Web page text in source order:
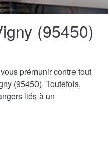
(95450)
prémunir contre tout
(95450). Toutefois,
liés à un